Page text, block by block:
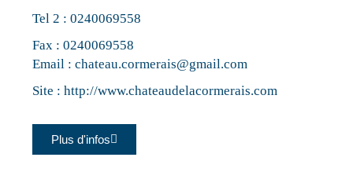
Tel 2 :0240069558
Fax : 0240069558
Email :chateau.cormerais@gmail.com
Site :http://www.chateaudelacormerais.com
Plus d'infos